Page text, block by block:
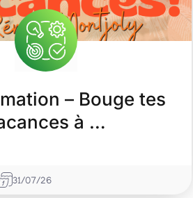
– Bouge tes
à …
31/07/26
Les vendredis live
Votre nouveau rendez-vous